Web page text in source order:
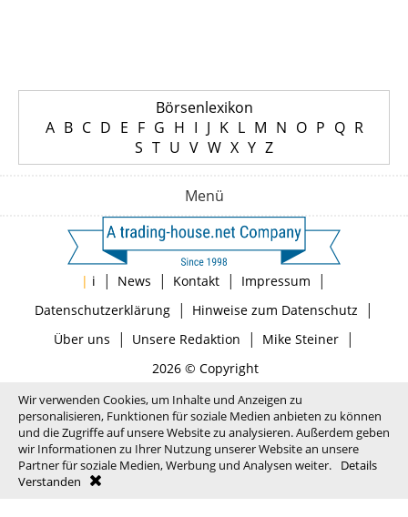
Börsenlexikon
A B C D E F G H I J K L M N O P Q R
S T U V W X Y Z
Menü
| i | News | Kontakt | Impressum |
Datenschutzerklärung| Hinweise zum Datenschutz |
Über uns | Unsere Redaktion | Mike Steiner|
2026 © Copyright
Wir verwenden Cookies, um Inhalte und Anzeigen zu
personalisieren, Funktionen für soziale Medien anbieten zu können
und die Zugriffe auf unsere Website zu analysieren. Außerdem geben
wir Informationen zu Ihrer Nutzung unserer Website an unsere
Partner für soziale Medien, Werbung und Analysen weiter.
Details
Verstanden